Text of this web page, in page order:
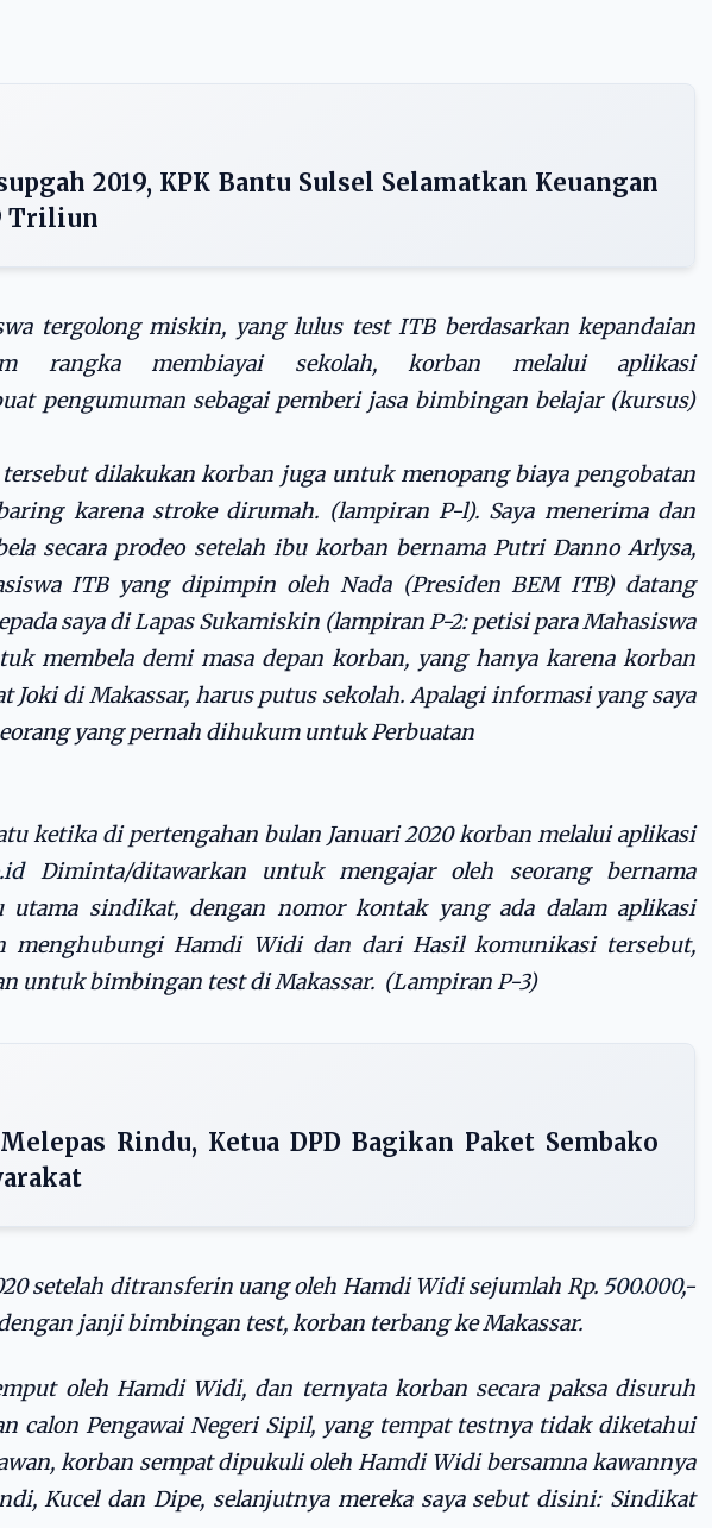
2019, KPK Bantu Sulsel Selamatkan Keuangan
Triliun
tergolong miskin, yang lulus test ITB berdasarkan kepandaian
rangka membiayai sekolah, korban melalui aplikasi
pengumuman sebagai pemberi jasa bimbingan belajar (kursus)
tersebut dilakukan korban juga untuk menopang biaya pengobatan
karena stroke dirumah. (lampiran P-l). Saya menerima dan
secara prodeo setelah ibu korban bernama Putri Danno Arlysa,
ITB yang dipimpin oleh Nada (Presiden BEM ITB) datang
saya di Lapas Sukamiskin (lampiran P-2: petisi para Mahasiswa
membela demi masa depan korban, yang hanya karena korban
di Makassar, harus putus sekolah. Apalagi informasi yang saya
yang pernah dihukum untuk Perbuatan
ketika di pertengahan bulan Januari 2020 korban melalui aplikasi
Diminta/ditawarkan untuk mengajar oleh seorang bernama
utama sindikat, dengan nomor kontak yang ada dalam aplikasi
menghubungi Hamdi Widi dan dari Hasil komunikasi tersebut,
untuk bimbingan test di Makassar. (Lampiran P-3)
Rindu, Ketua DPD Bagikan Paket Sembako
setelah ditransferin uang oleh Hamdi Widi sejumlah Rp. 500.000,-
janji bimbingan test, korban terbang ke Makassar.
oleh Hamdi Widi, dan ternyata korban secara paksa disuruh
calon Pengawai Negeri Sipil, yang tempat testnya tidak diketahui
korban sempat dipukuli oleh Hamdi Widi bersamna kawannya
Kucel dan Dipe, selanjutnya mereka saya sebut disini: Sindikat